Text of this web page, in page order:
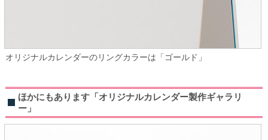
オリジナルカレンダーのリングカラーは「ゴールド」
ほかにもあります「オリジナルカレンダー製作ギャラリ
ー」